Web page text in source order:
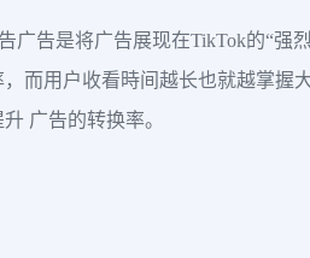
告是将广告展现在TikTok的“强
而用户收看時间越长也就越掌握
广告的转换率。